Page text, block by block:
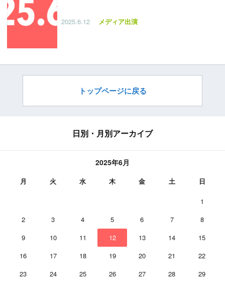
2025.6.12 メディア出演
トップページに戻る
日別・月別アーカイブ
2025年6月
月 火 水 木 金 土 日
1
2
3 4 5 6 7
8
9
10 11 12 13 14
15
16
17 18 19 20 21
22
23
24 25 26 27 28
29